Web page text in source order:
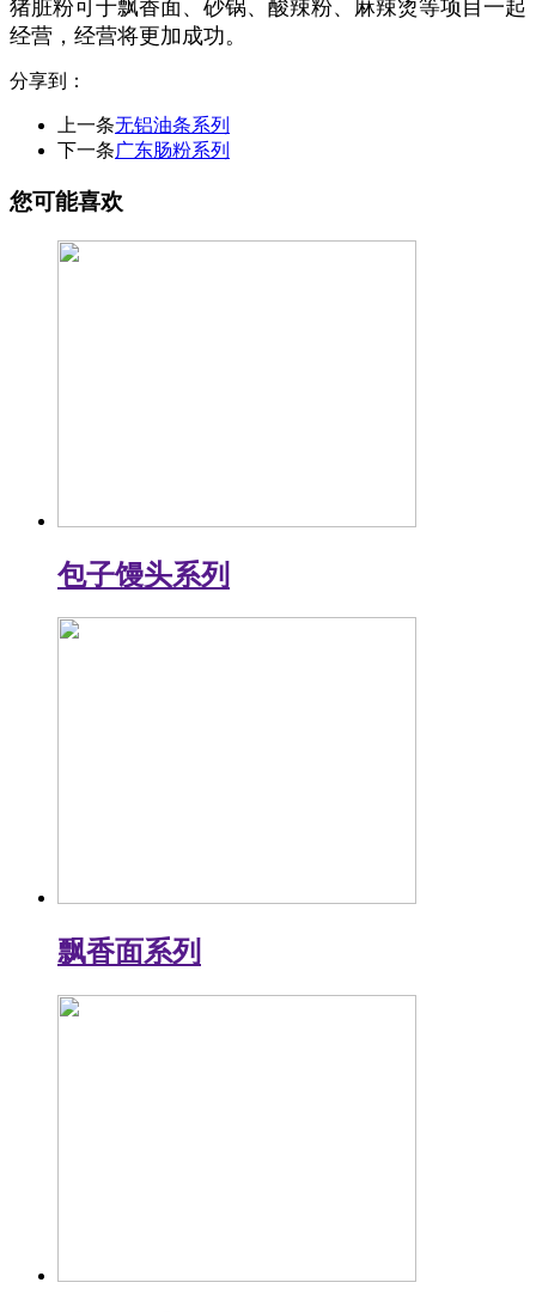
猪脏粉可于飘香面、砂锅、酸辣粉、麻辣烫等项目一起
经营，经营将更加成功。
分享到：
上一条无铝油条系列
下一条广东肠粉系列
您可能喜欢
包子馒头系列
飘香面系列